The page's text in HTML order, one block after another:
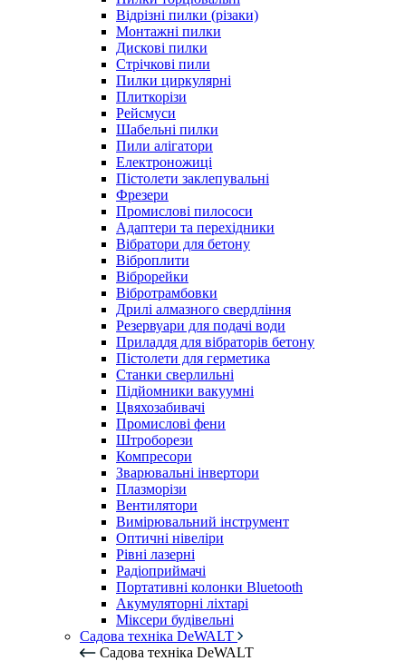
Відрізні пилки (різаки)
Монтажні пилки
Дискові пилки
Стрічкові пили
Пилки циркулярні
Плиткорізи
Рейсмуси
Шабельні пилки
Пили алігатори
Електроножиці
Пістолети заклепувальні
Фрезери
Промислові пилососи
Адаптери та перехідники
Вібратори для бетону
Віброплити
Віброрейки
Вібротрамбовки
Дрилі алмазного свердління
Резервуари для подачі води
Приладдя для вібраторів бетону
Пістолети для герметика
Станки сверлильні
Підйомники вакуумні
Цвяхозабивачі
Промислові фени
Штроборези
Компресори
Зварювальні інвертори
Плазморізи
Вентилятори
Вимірювальний інструмент
Оптичні нівеліри
Рівні лазерні
Радіоприймачі
Портативні колонки Bluetooth
Акумуляторні ліхтарі
Міксери будівельні
Садова техніка DeWALT
Садова техніка DeWALT